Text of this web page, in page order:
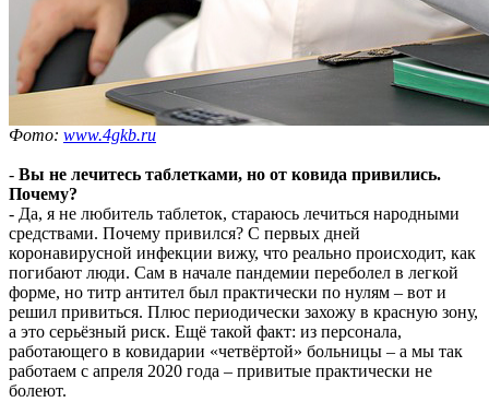
Фото: www.4gkb.ru
- Вы не лечитесь таблетками, но от ковида привились.
Почему?
- Да, я не любитель таблеток, стараюсь лечиться народными
средствами. Почему привился? С первых дней
коронавирусной инфекции вижу, что реально происходит, как
погибают люди. Сам в начале пандемии переболел в легкой
форме, но титр антител был практически по нулям – вот и
решил привиться. Плюс периодически захожу в красную зону,
а это серьёзный риск. Ещё такой факт: из персонала,
работающего в ковидарии «четвёртой» больницы – а мы так
работаем с апреля 2020 года – привитые практически не
болеют.